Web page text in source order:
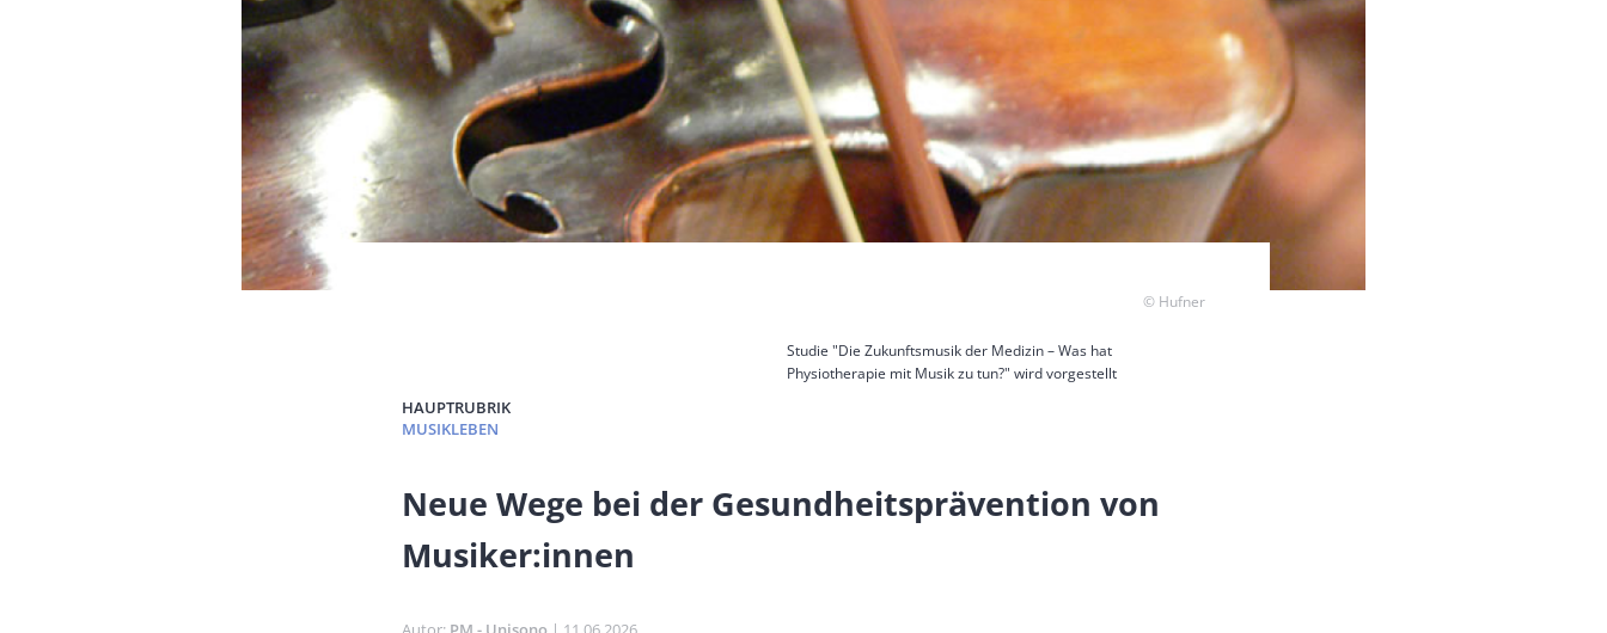
Studie "Die Zukunftsmusik der Medizin – Was hat
Physiotherapie mit Musik zu tun?" wird vorgestellt
Copyright
© Hufner
HAUPTRUBRIK
MUSIKLEBEN
Banner
Size
Neue Wege bei der Gesundheitsprävention von
Musiker:innen